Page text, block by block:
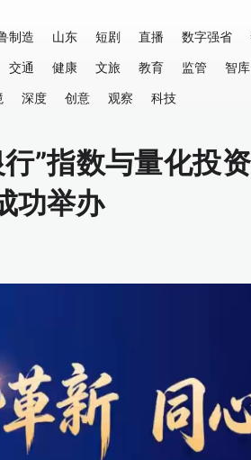
制造 山东 短剧 直播 数字强省
交通 健康 文旅 教育 监管 智库
深度 创意 观察 科技
”指数与量化投
功举办